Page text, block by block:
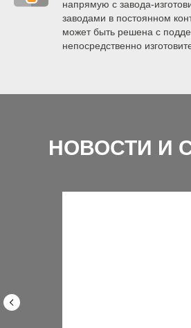
напрямую с завода-
заводами в постоянном
может быть решена с
непосредственно
НОВОСТИ И